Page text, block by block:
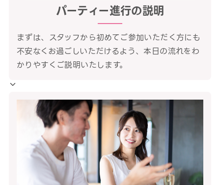
パーティー進行の説明
まずは、スタッフから初めてご参加いただく方にも
不安なくお過ごしいただけるよう、本日の流れをわ
かりやすくご説明いたします。